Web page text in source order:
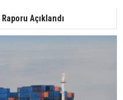
Açıklandı